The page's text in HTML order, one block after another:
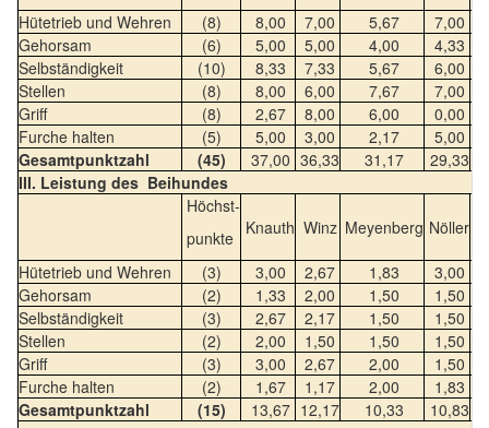
Hütetrieb und Wehren (8) 8,00 7,00 5,67 7,00
Gehorsam
(6) 5,00 5,00 4,00 4,33
Selbständigkeit
(10) 8,33 7,33 5,67 6,00
Stellen
(8) 8,00 6,00 7,67 7,00
Griff
(8) 2,67 8,00 6,00 0,00
Furche halten
(5) 5,00 3,00 2,17 5,00
Gesamtpunktzahl
(45) 37,00 36,33 31,17 29,33
III. Leistung des Beihundes
Höchst-
punkte Knauth Winz Meyenberg Nöller
Hütetrieb und Wehren (3) 3,00 2,67 1,83 3,00
Gehorsam
(2) 1,33 2,00 1,50 1,50
Selbständigkeit
(3) 2,67 2,17 1,50 1,50
Stellen
(2) 2,00 1,50 1,50 1,50
Griff
(3) 3,00 2,67 2,00 1,50
Furche halten
(2) 1,67 1,17 2,00 1,83
Gesamtpunktzahl
(15) 13,67 12,17 10,33 10,83